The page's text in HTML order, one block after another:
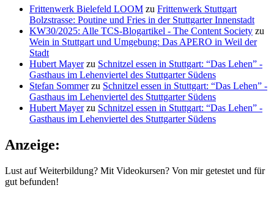
Frittenwerk Bielefeld LOOM zu Frittenwerk Stuttgart
Bolzstrasse: Poutine und Fries in der Stuttgarter Innenstadt
KW30/2025: Alle TCS-Blogartikel - The Content Society zu
Wein in Stuttgart und Umgebung: Das APERO in Weil der
Stadt
Hubert Mayerzu Schnitzel essen in Stuttgart: “Das Lehen” -
Gasthaus im Lehenviertel des Stuttgarter Südens
Stefan Sommerzu Schnitzel essen in Stuttgart: “Das Lehen” -
Gasthaus im Lehenviertel des Stuttgarter Südens
Hubert Mayerzu Schnitzel essen in Stuttgart: “Das Lehen” -
Gasthaus im Lehenviertel des Stuttgarter Südens
Anzeige:
Lust auf Weiterbildung? Mit Videokursen? Von mir getestet und für
gut befunden!